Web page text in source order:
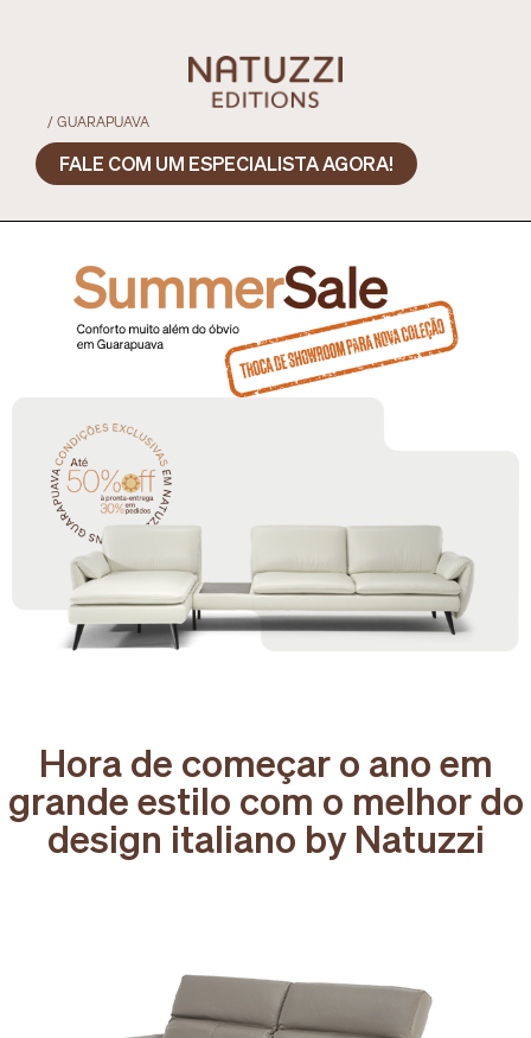
/ GUARAPUAVA
FALE COM UM ESPECIALISTA AGORA!
Hora de começar o ano em
grande estilo com o melhor do
design italiano by Natuzzi